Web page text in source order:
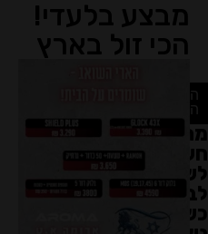
הטיפ
השבועי
מה
חשוב
לשים
לב
כשקונים
מבצע בלעדי!
הכי זול בארץ